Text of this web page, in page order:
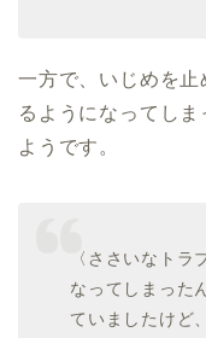
一方で、いじめを
るようになってし
ようです。
〈ささいなトラ
なってしまった
ていましたけど